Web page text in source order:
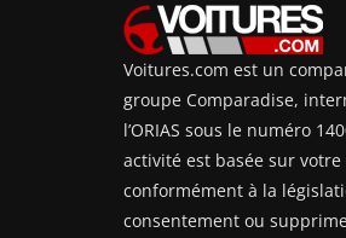
Voitures.com est un
groupe Comparadise,
l’ORIAS sous le numéro
activité est basée sur
conformément à la
consentement ou